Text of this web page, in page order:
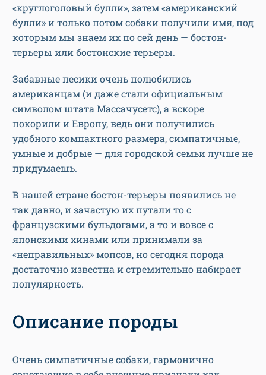
«круглоголовый булли», затем «американский
булли» и только потом собаки получили имя, под
которым мы знаем их по сей день — бостон-
терьеры или бостонские терьеры.
Забавные песики очень полюбились
американцам (и даже стали официальным
символом штата Массачусетс), а вскоре
покорили и Европу, ведь они получились
удобного компактного размера, симпатичные,
умные и добрые — для городской семьи лучше не
придумаешь.
В нашей стране бостон-терьеры появились не
так давно, и зачастую их путали то с
французскими бульдогами, а то и вовсе с
японскими хинами или принимали за
«неправильных» мопсов, но сегодня порода
достаточно известна и стремительно набирает
популярность.
Описание породы
Очень симпатичные собаки, гармонично